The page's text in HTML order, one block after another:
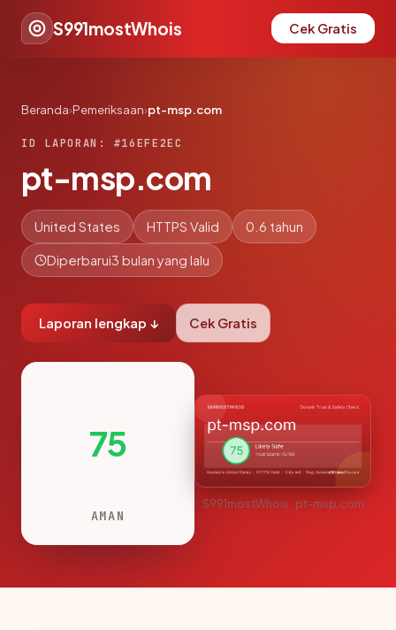
S991mostWhois Cek Gratis
Beranda›Pemeriksaan›pt-msp.com
ID LAPORAN: #16EFE2EC
pt-msp.com
United States HTTPS Valid 0.6 tahun
Diperbarui3 bulan yang lalu
Laporan lengkap ↓ Cek Gratis
75
AMAN
S991mostWhois · pt-msp.com